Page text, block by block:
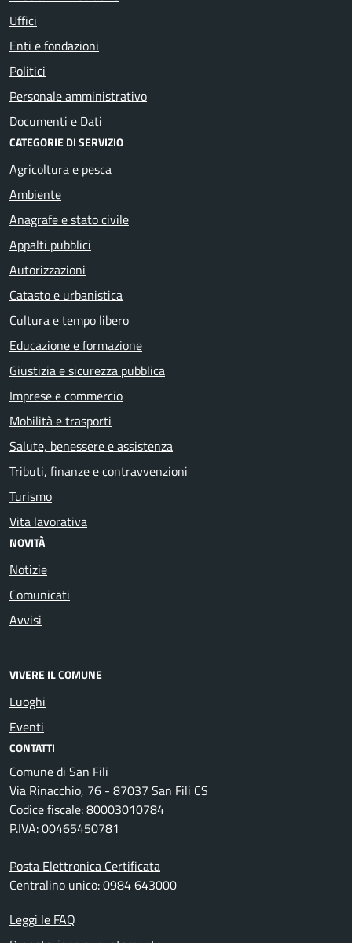
Uffici
Enti e fondazioni
Politici
Personale amministrativo
Documenti e Dati
CATEGORIE DI SERVIZIO
Agricoltura e pesca
Ambiente
Anagrafe e stato civile
Appalti pubblici
Autorizzazioni
Catasto e urbanistica
Cultura e tempo libero
Educazione e formazione
Giustizia e sicurezza pubblica
Imprese e commercio
Mobilità e trasporti
Salute, benessere e assistenza
Tributi, finanze e contravvenzioni
Turismo
Vita lavorativa
NOVITÀ
Notizie
Comunicati
Avvisi
VIVERE IL COMUNE
Luoghi
Eventi
CONTATTI
Comune di San Fili
Via Rinacchio, 76 - 87037 San Fili CS
Codice fiscale: 80003010784
P.IVA: 00465450781
Posta Elettronica Certificata
Centralino unico: 0984 643000
Leggi le FAQ